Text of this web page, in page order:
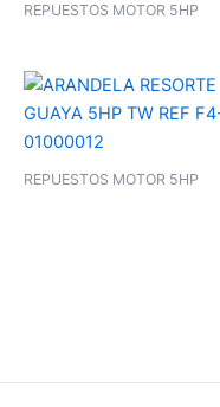
REPUESTOS MOTOR 5HP
REPUESTOS MOTOR 5HP